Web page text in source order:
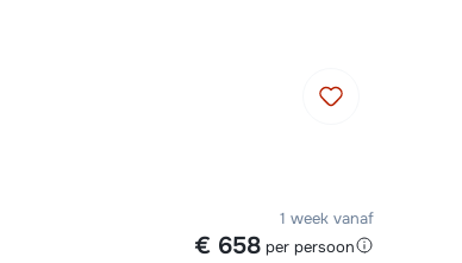
1 week vanaf
€ 658 per persoon